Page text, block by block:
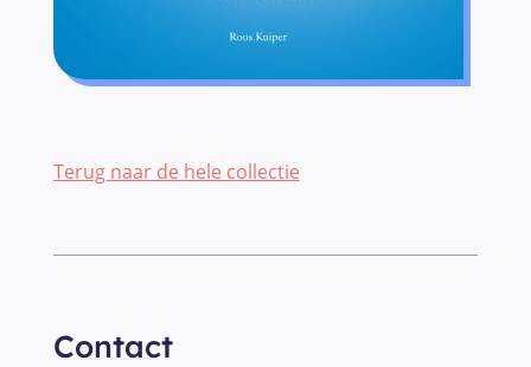
Terug naar de hele collectie
Contact